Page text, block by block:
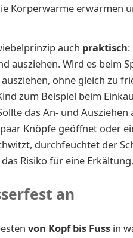
Körperwärme erwärmen
auch praktisch
ausziehen. Wird es beim
ohne gleich zu
zum Beispiel beim
das An- und Ausziehen
Knöpfe geöffnet oder
durchfeuchtet der
Risiko für eine Erkältung.
an
von Kopf bis Fuss in